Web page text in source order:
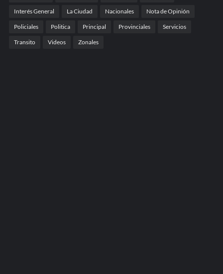
Interés General La Ciudad Nacionales Nota de Opinión
Policiales Politica Principal Provinciales Servicios
Transito Videos Zonales